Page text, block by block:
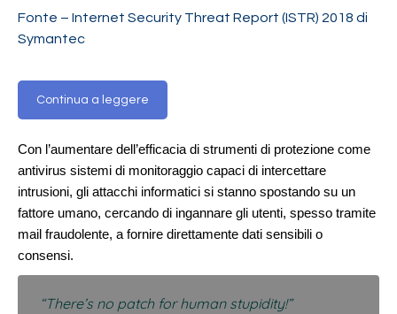
Fonte – Internet Security Threat Report (ISTR) 2018 di
Symantec
Continua a leggere
Con l’aumentare dell’efficacia di strumenti di protezione come
antivirus sistemi di monitoraggio capaci di intercettare
intrusioni, gli attacchi informatici si stanno spostando su un
fattore umano, cercando di ingannare gli utenti, spesso tramite
mail fraudolente, a fornire direttamente dati sensibili o
consensi.
“There’s no patch for human stupidity!”